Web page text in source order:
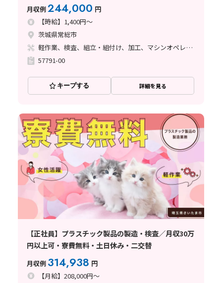
月収例244,000 円
【時給】1,400円～
茨城県常総市
軽作業、検査、組立・組付け、加工、マシンオペレーター、立ち作業、バリ取り
57791-00
キープする 詳細を見る
【正社員】プラスチック製品の製造・検査／月収30万
円以上可・寮費無料・土日休み・二交替
月収例 314,938 円
【月給】208,000円～